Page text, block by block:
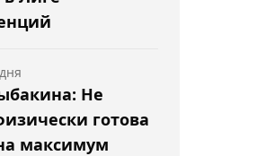
Не
готова
максимум